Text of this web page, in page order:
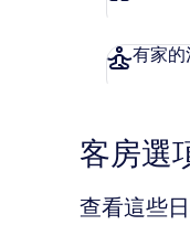
有家的
客房選
查看這些